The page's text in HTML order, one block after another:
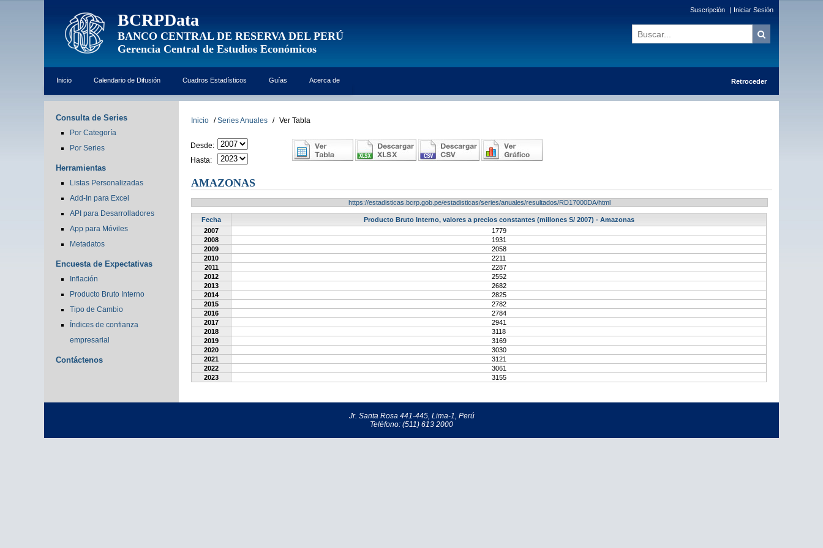
BCRPData
BANCO CENTRAL DE RESERVA DEL PERÚ
Gerencia Central de Estudios Económicos
Suscripción | Iniciar Sesión
Inicio Calendario de Difusión Cuadros Estadísticos Guías Acerca de Retroceder
Consulta de Series
Por Categoría
Por Series
Herramientas
Listas Personalizadas
Add-In para Excel
API para Desarrolladores
App para Móviles
Metadatos
Encuesta de Expectativas
Inflación
Producto Bruto Interno
Tipo de Cambio
Índices de confianza
empresarial
Contáctenos
Inicio / Series Anuales / Ver Tabla
Desde:
Hasta:
AMAZONAS
https://estadisticas.bcrp.gob.pe/estadisticas/series/anuales/resultados/RD17000DA/html
Fecha
Producto Bruto Interno, valores a precios constantes (millones S/ 2007) - Amazonas
2007
1779
2008
1931
2009
2058
2010
2211
2011
2287
2012
2552
2013
2682
2014
2825
2015
2782
2016
2784
2017
2941
2018
3118
2019
3169
2020
3030
2021
3121
2022
3061
2023
3155
Jr. Santa Rosa 441-445, Lima-1, Perú
Teléfono: (511) 613 2000